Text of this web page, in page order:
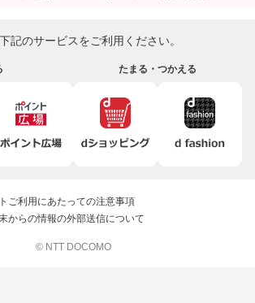
記のサービスをご利用ください。
たまる・つかえる
ご利用にあたっての注意事項
からの情報の外部送信について
© NTT DOCOMO